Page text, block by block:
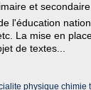
et secondaire
l'éducation
La mise en
de textes...
physique chimie